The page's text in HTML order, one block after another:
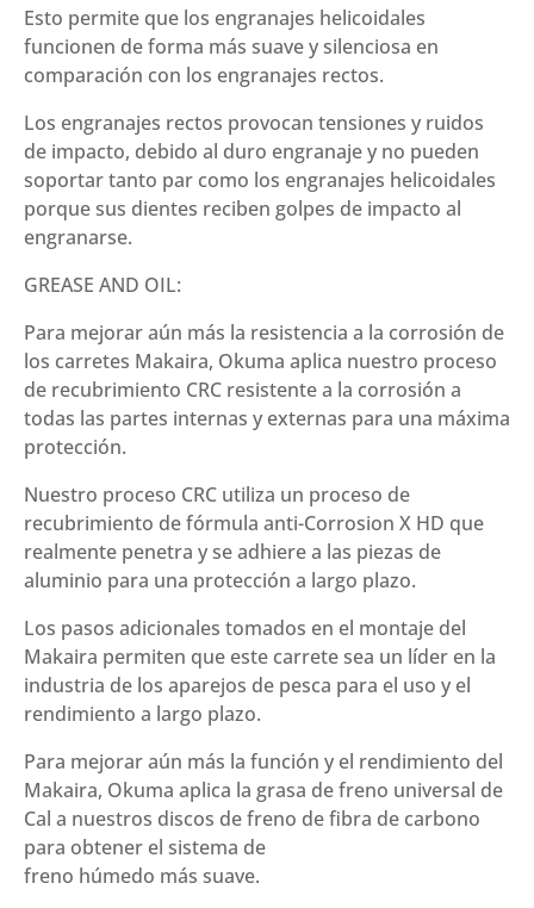
Esto permite que los engranajes helicoidales
funcionen de forma más suave y silenciosa en
comparación con los engranajes rectos.
Los engranajes rectos provocan tensiones y ruidos
de impacto, debido al duro engranaje y no pueden
soportar tanto par como los engranajes helicoidales
porque sus dientes reciben golpes de impacto al
engranarse.
GREASE AND OIL:
Para mejorar aún más la resistencia a la corrosión de
los carretes Makaira, Okuma aplica nuestro proceso
de recubrimiento CRC resistente a la corrosión a
todas las partes internas y externas para una máxima
protección.
Nuestro proceso CRC utiliza un proceso de
recubrimiento de fórmula anti-Corrosion X HD que
realmente penetra y se adhiere a las piezas de
aluminio para una protección a largo plazo.
Los pasos adicionales tomados en el montaje del
Makaira permiten que este carrete sea un líder en la
industria de los aparejos de pesca para el uso y el
rendimiento a largo plazo.
Para mejorar aún más la función y el rendimiento del
Makaira, Okuma aplica la grasa de freno universal de
Cal a nuestros discos de freno de fibra de carbono
para obtener el sistema de
freno húmedo más suave.